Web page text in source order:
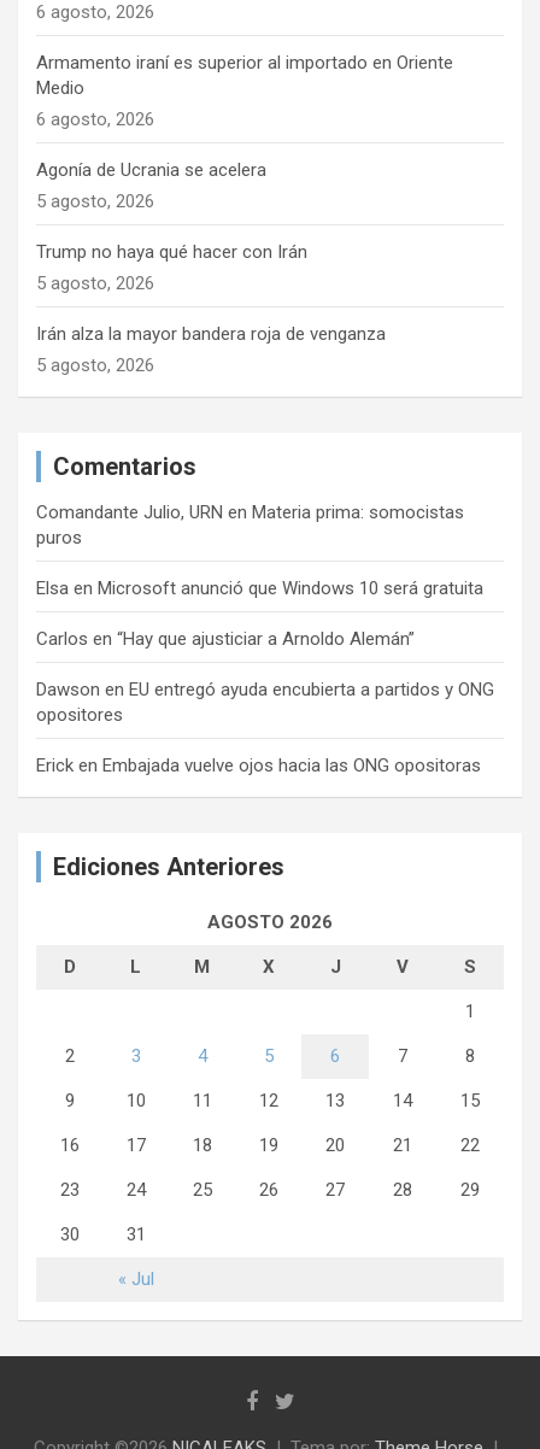
6 agosto, 2026
Armamento iraní es superior al importado en Oriente
Medio
6 agosto, 2026
Agonía de Ucrania se acelera
5 agosto, 2026
Trump no haya qué hacer con Irán
5 agosto, 2026
Irán alza la mayor bandera roja de venganza
5 agosto, 2026
Comentarios
Comandante Julio, URN en Materia prima: somocistas
puros
Elsa en Microsoft anunció que Windows 10 será gratuita
Carlos en “Hay que ajusticiar a Arnoldo Alemán”
Dawson en EU entregó ayuda encubierta a partidos y ONG
opositores
Erick en Embajada vuelve ojos hacia las ONG opositoras
Ediciones Anteriores
AGOSTO 2026
D L M X J V S
« Jul
1
2 3 4 5 6 7 8
9 10 11 12 13 14 15
16 17 18 19 20 21 22
23 24 25 26 27 28 29
30 31